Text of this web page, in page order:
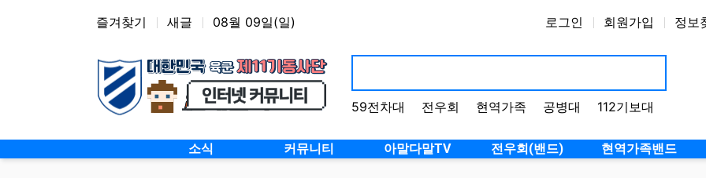
즐겨찾기 새글 08월 09일(일) 로그인 회원가입 정보
59전차대 전우회 현역가족 공병대 112기보대
메인 메뉴 소식 커뮤니티 아말다말TV 전우회(밴드) 현역가족밴드